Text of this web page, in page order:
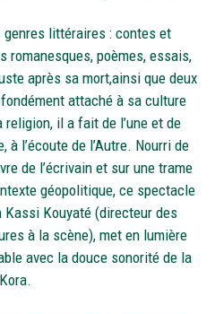
littéraires : contes et
romanesques, poèmes, essais,
après sa mort,ainsi que deux
attaché à sa culture
il a fait de l’une et de
à l’écoute de l’Autre. Nourri de
de l’écrivain et sur une trame
géopolitique, ce spectacle
Kassi Kouyaté (directeur des
à la scène), met en lumière
avec la douce sonorité de la
Kora.